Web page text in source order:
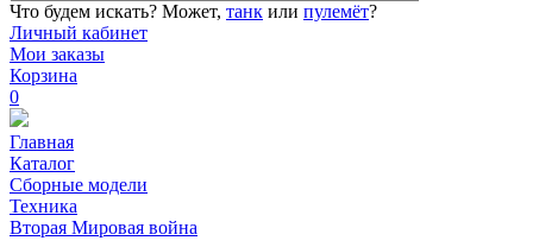
Что будем искать? Может, танк или пулемёт?
Личный кабинет
Мои заказы
Корзина
0
Главная
Каталог
Сборные модели
Техника
Вторая Мировая война